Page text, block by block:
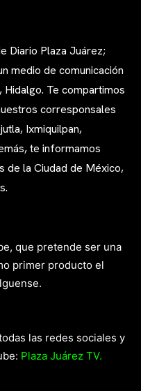
Diario Plaza Juárez;
medio de comunicación
Hidalgo. Te compartimos
corresponsales
Ixmiquilpan,
te informamos
de la Ciudad de México,
que pretende ser una
primer producto el
las redes sociales y
Plaza Juárez TV.